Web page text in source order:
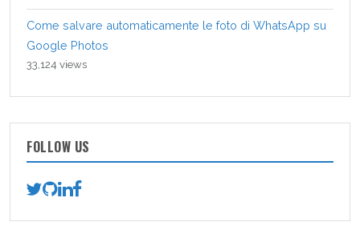
Come salvare automaticamente le foto di WhatsApp su
Google Photos
33,124 views
FOLLOW US